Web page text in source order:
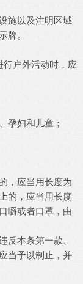
施以及注明区域
牌。
户外活动时，应
孕妇和儿童；
，应当用长度为
的，应当用长度
嚼或者口罩，由
反本条第一款、
当予以制止，并